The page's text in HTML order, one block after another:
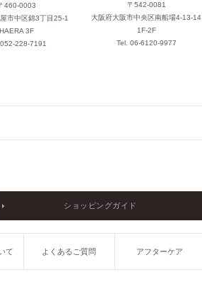
460-0003
市中区錦3丁目25-1
HAERA 3F
228-7191
〒542-0081
大阪府大阪市中央区南船場4-13-14
1F-2F
Tel. 06-6120-9977
ショッピングガイド
て よくあるご質問 アフターケア